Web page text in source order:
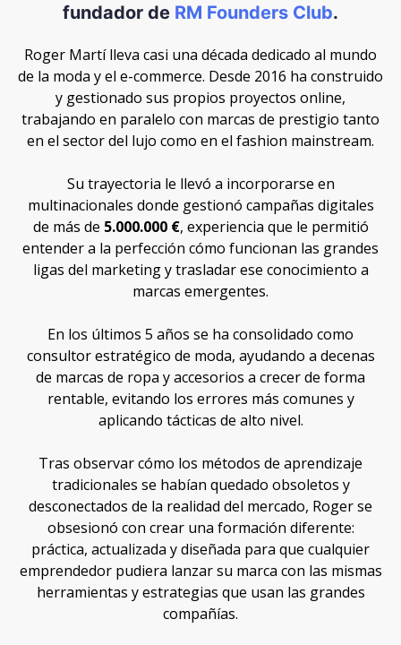
fundador de RM Founders Club.
Roger Martí lleva casi una década dedicado al mundo
de la moda y el e-commerce. Desde 2016 ha construido
y gestionado sus propios proyectos online,
trabajando en paralelo con marcas de prestigio tanto
en el sector del lujo como en el fashion mainstream.
Su trayectoria le llevó a incorporarse en
multinacionales donde gestionó campañas digitales
de más de 5.000.000 €, experiencia que le permitió
entender a la perfección cómo funcionan las grandes
ligas del marketing y trasladar ese conocimiento a
marcas emergentes.
En los últimos 5 años se ha consolidado como
consultor estratégico de moda, ayudando a decenas
de marcas de ropa y accesorios a crecer de forma
rentable, evitando los errores más comunes y
aplicando tácticas de alto nivel.
Tras observar cómo los métodos de aprendizaje
tradicionales se habían quedado obsoletos y
desconectados de la realidad del mercado, Roger se
obsesionó con crear una formación diferente:
práctica, actualizada y diseñada para que cualquier
emprendedor pudiera lanzar su marca con las mismas
herramientas y estrategias que usan las grandes
compañías.